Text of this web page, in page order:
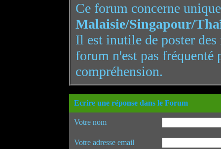
Ce forum concerne
Malaisie/Singapour/
Il est inutile de poster
forum n'est pas
compréhension.
Ecrire une réponse dans le Forum
Votre nom
Votre adresse email